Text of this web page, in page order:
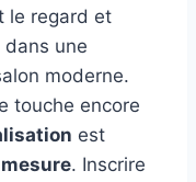
le regard et
une
moderne.
touche encore
est
. Inscrire